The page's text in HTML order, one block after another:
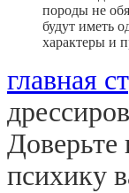
породы не
будут иметь
характеры и
главная
Доверьте
психику